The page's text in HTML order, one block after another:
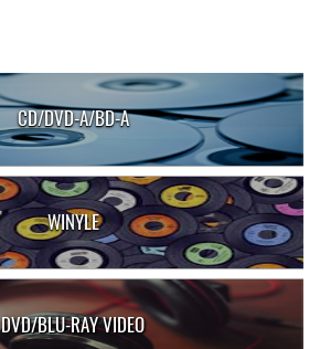
CD/DVD-A/BD-A
WINYLE
DVD/BLU-RAY VIDEO